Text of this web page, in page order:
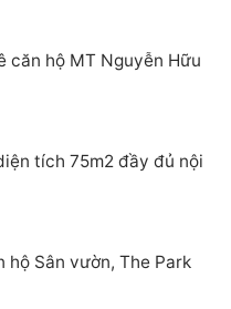
căn hộ MT Nguyễn Hữu
tích 75m2 đầy đủ nội
hộ Sân vườn, The Park